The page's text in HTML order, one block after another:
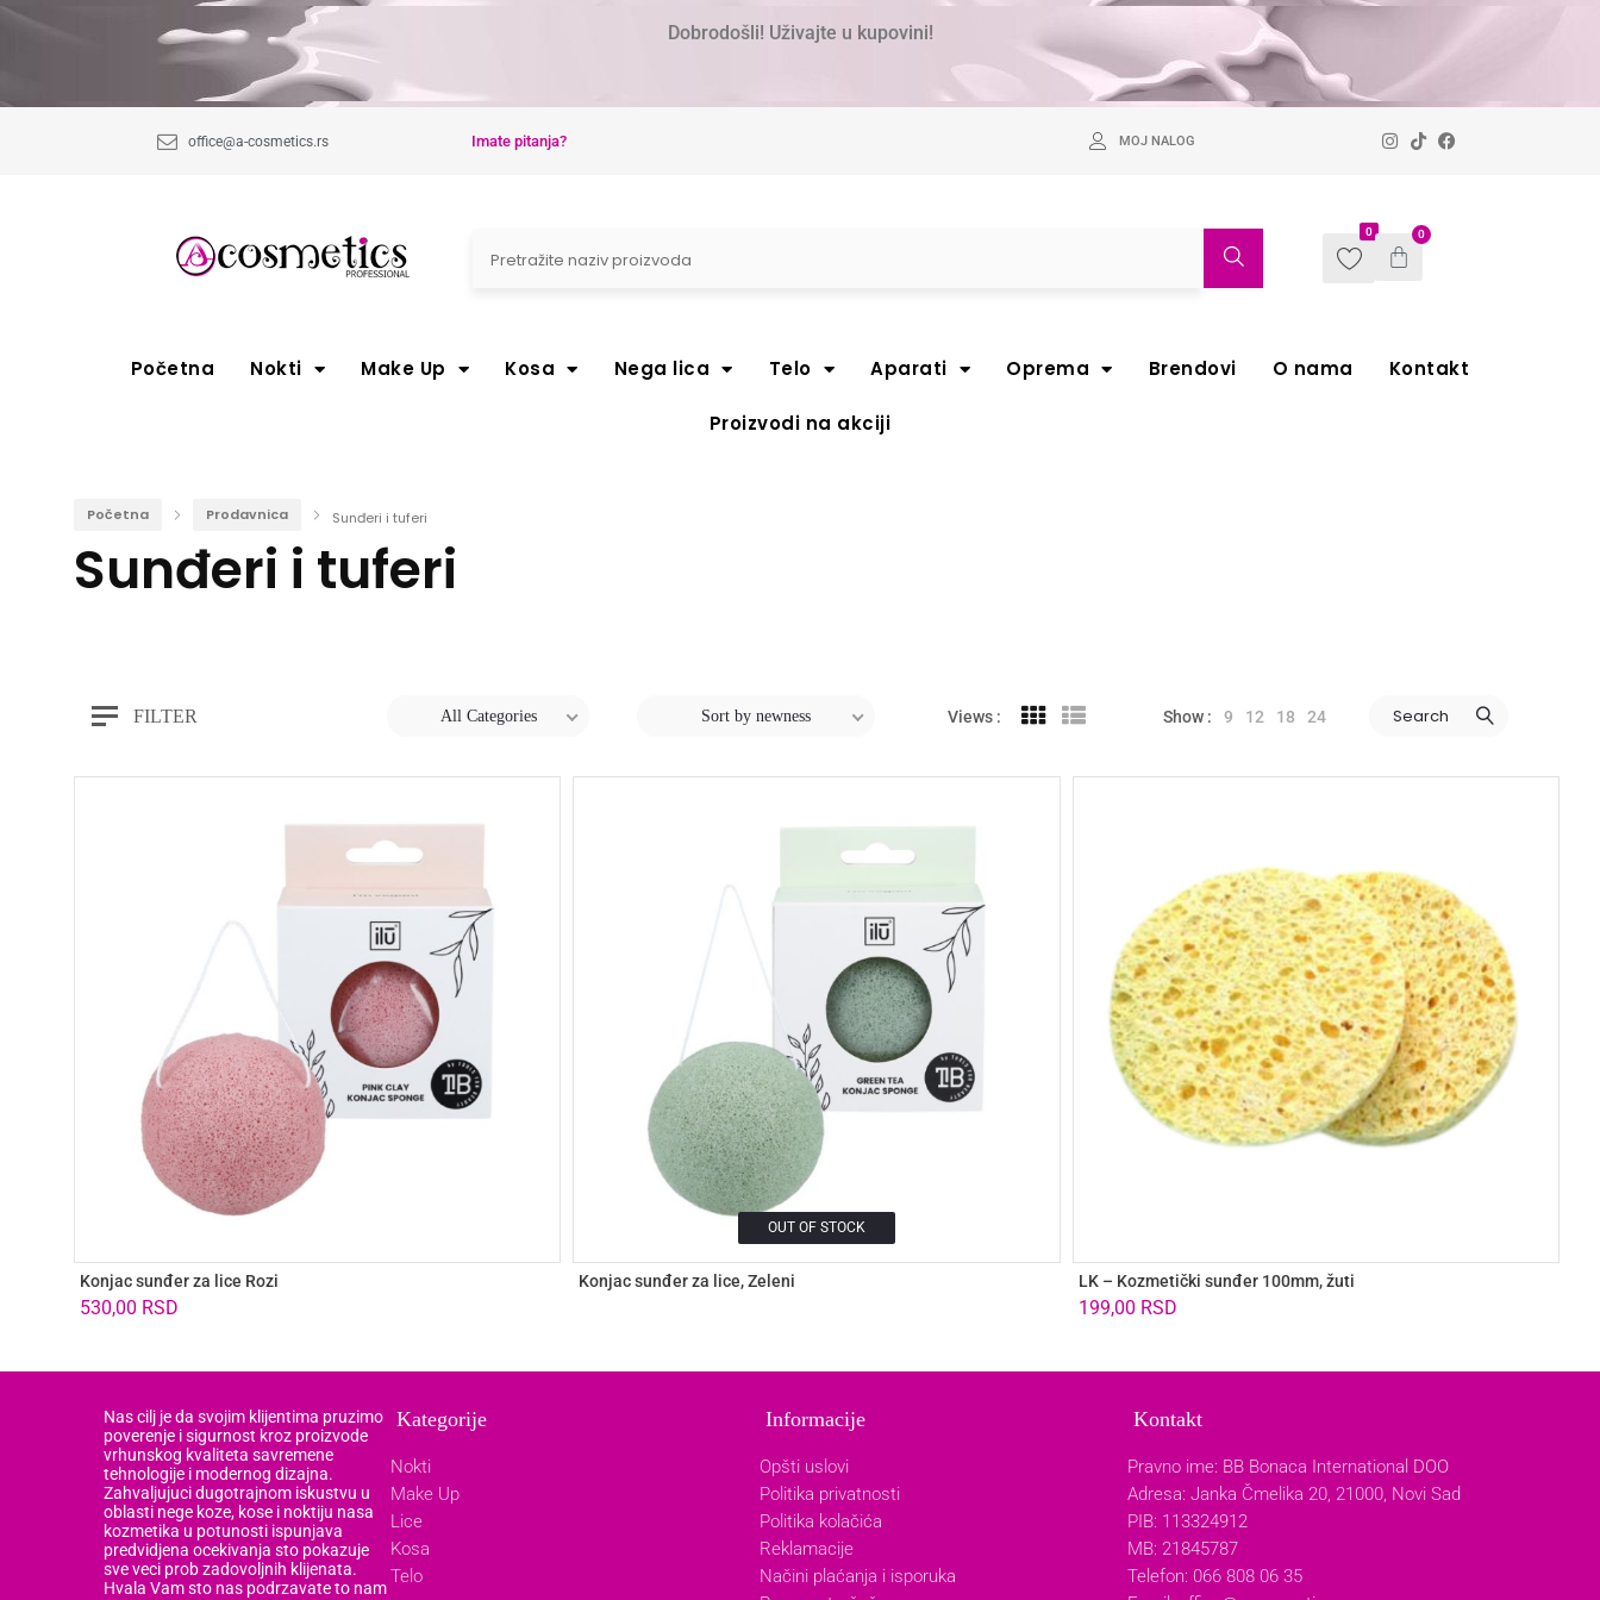
Dobrodošli! Uživajte u kupovini!
office@a-cosmetics.rs Imate pitanja? MOJ NALOG
0 0
Početna Nokti Make Up Kosa Nega lica Telo Aparati Oprema Brendovi O nama Kontakt
Proizvodi na akciji
Početna Prodavnica Sunđeri i tuferi
Sunđeri i tuferi
FILTER All Categories Sort by newness Views : Show : 9 12 18 24 Search
Konjac sunđer za lice Rozi
530,00 RSD
OUT OF STOCK
Konjac sunđer za lice, Zeleni LK – Kozmetički sunđer 100mm, žuti
199,00 RSD
Nas cilj je da svojim klijentima pruzimo
poverenje i sigurnost kroz proizvode
vrhunskog kvaliteta savremene
tehnologije i modernog dizajna.
Zahvaljujuci dugotrajnom iskustvu u
oblasti nege koze, kose i noktiju nasa
kozmetika u potunosti ispunjava
predvidjena ocekivanja sto pokazuje
sve veci prob zadovoljnih klijenata.
Hvala Vam sto nas podrzavate to nam
Kategorije
Nokti
Make Up
Lice
Kosa
Telo
Informacije
Opšti uslovi
Politika privatnosti
Politika kolačića
Reklamacije
Načini plaćanja i isporuka
Kontakt
Pravno ime: BB Bonaca International DOO
Adresa: Janka Čmelika 20, 21000, Novi Sad
PIB: 113324912
MB: 21845787
Telefon: 066 808 06 35